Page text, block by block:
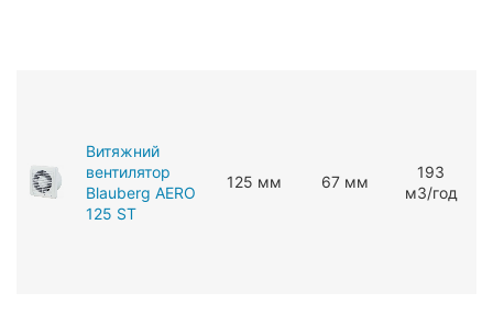
Витяжний
вентилятор
Blauberg AERO
125 ST
125 мм 67 мм
193
мЗ/год